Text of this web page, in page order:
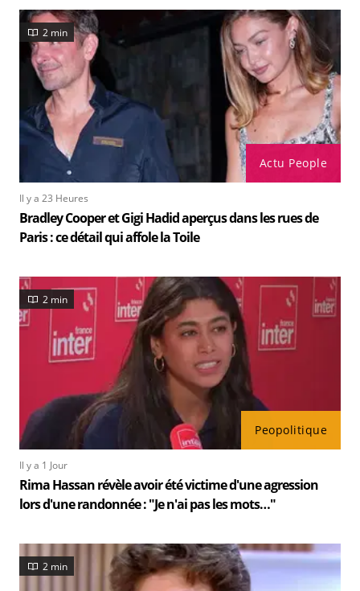
Actu People
2 min
Il y a 23 Heures
Bradley Cooper et Gigi Hadid aperçus dans les rues de
Paris : ce détail qui affole la Toile
Peopolitique
2 min
Il y a 1 Jour
Rima Hassan révèle avoir été victime d'une agression
lors d'une randonnée : "Je n'ai pas les mots…"
2 min